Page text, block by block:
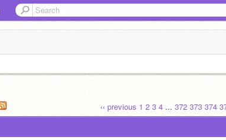
‹‹ previous 1 2 3 4 ... 372 373 374